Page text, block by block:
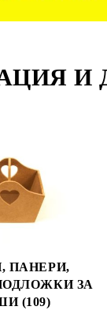
ПАНЕРИ,
ЗА
(109)